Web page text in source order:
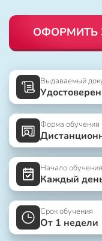
ОФОРМИТЬ
Выдаваемый
Форма обучения
Начало обучения
Каждый
Срок обучения
От 1 недели